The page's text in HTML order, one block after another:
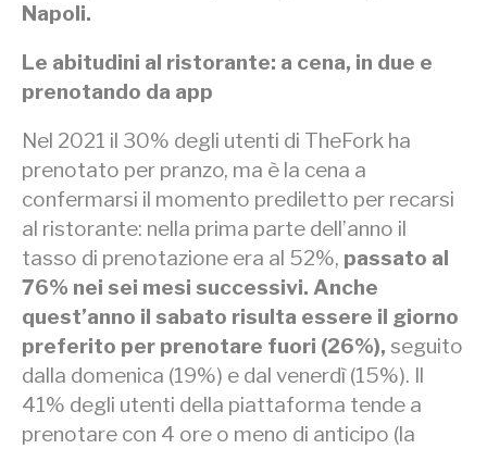
Napoli.
Le abitudini al ristorante: a cena, in due e
prenotando da app
Nel 2021 il 30% degli utenti di TheFork ha
prenotato per pranzo, ma è la cena a
confermarsi il momento prediletto per recarsi
al ristorante: nella prima parte dell’anno il
tasso di prenotazione era al 52%, passato al
76% nei sei mesi successivi. Anche
quest’anno il sabato risulta essere il giorno
preferito per prenotare fuori (26%), seguito
dalla domenica (19%) e dal venerdì (15%). Il
41% degli utenti della piattaforma tende a
prenotare con 4 ore o meno di anticipo (la